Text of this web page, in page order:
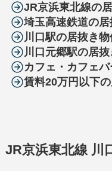
JR京浜東北線の
埼玉高速鉄道の
川口駅の居抜き物
川口元郷駅の居
カフェ・カフェ
賃料20万円以下
JR京浜東北線 川